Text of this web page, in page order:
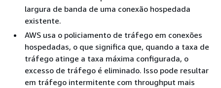
largura de banda de uma conexão hospedada
existente.
AWS usa o policiamento de tráfego em conexões
hospedadas, o que significa que, quando a taxa de
tráfego atinge a taxa máxima configurada, o
excesso de tráfego é eliminado. Isso pode resultar
em tráfego intermitente com throughput mais